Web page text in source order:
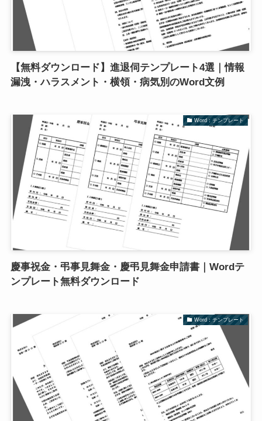
【無料ダウンロード】進退伺テンプレート4選｜情報
漏洩・ハラスメント・横領・病気別のWord文例
Word：テンプレート
慶事祝金・弔事見舞金・慶弔見舞金申請書｜Wordテ
ンプレート無料ダウンロード
Word：テンプレート